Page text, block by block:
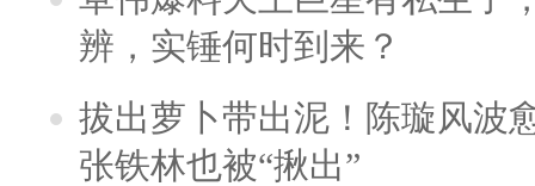
辨，实锤何时到来？
拔出萝卜带出泥！陈璇风波
张铁林也被“揪出”